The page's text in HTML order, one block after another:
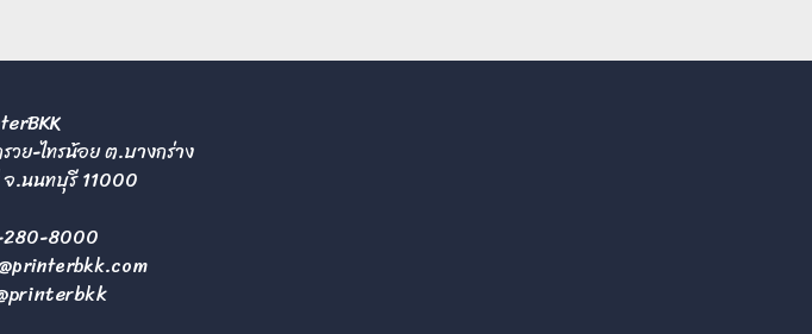
ย-ไทรน้อย ต.บางกร่าง
.นนทบุรี 11000
8000